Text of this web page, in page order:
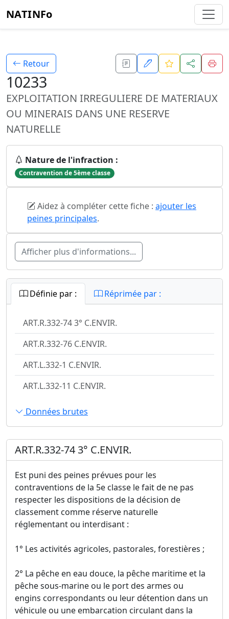
NATINFo
Retour
10233
EXPLOITATION IRREGULIERE DE MATERIAUX
OU MINERAIS DANS UNE RESERVE
NATURELLE
Nature de l'infraction :
Contravention de 5ème classe
Aidez à compléter cette fiche : ajouter les
peines principales.
Afficher plus d'informations...
Définie par : Réprimée par :
ART.R.332-74 3° C.ENVIR.
ART.R.332-76 C.ENVIR.
ART.L.332-1 C.ENVIR.
ART.L.332-11 C.ENVIR.
Données brutes
ART.R.332-74 3° C.ENVIR.
Est puni des peines prévues pour les
contraventions de la 5e classe le fait de ne pas
respecter les dispositions de la décision de
classement comme réserve naturelle
réglementant ou interdisant :
1° Les activités agricoles, pastorales, forestières ;
2° La pêche en eau douce, la pêche maritime et la
pêche sous-marine ou le port des armes ou
engins correspondants ou leur détention dans un
véhicule ou une embarcation circulant dans la